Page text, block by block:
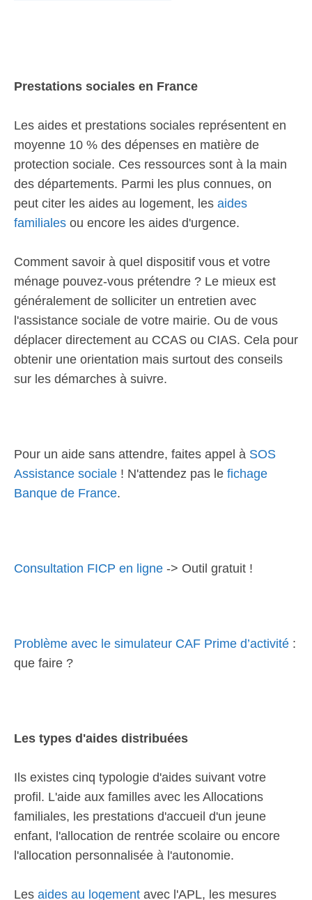
Prestations sociales en France
Les aides et prestations sociales représentent en
moyenne 10 % des dépenses en matière de
protection sociale. Ces ressources sont à la main
des départements. Parmi les plus connues, on
peut citer les aides au logement, les aides
familiales ou encore les aides d'urgence.
Comment savoir à quel dispositif vous et votre
ménage pouvez-vous prétendre ? Le mieux est
généralement de solliciter un entretien avec
l'assistance sociale de votre mairie. Ou de vous
déplacer directement au CCAS ou CIAS. Cela pour
obtenir une orientation mais surtout des conseils
sur les démarches à suivre.
Pour un aide sans attendre, faites appel à SOS
Assistance sociale ! N'attendez pas le fichage
Banque de France.
Consultation FICP en ligne -> Outil gratuit !
Problème avec le simulateur CAF Prime d’activité :
que faire ?
Les types d'aides distribuées
Ils existes cinq typologie d'aides suivant votre
profil. L'aide aux familles avec les Allocations
familiales, les prestations d'accueil d'un jeune
enfant, l'allocation de rentrée scolaire ou encore
l'allocation personnalisée à l'autonomie.
Les aides au logement avec l'APL, les mesures